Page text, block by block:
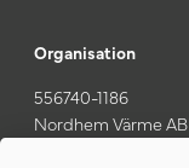
Organisation
556740-1186
Nordhem Värme AB